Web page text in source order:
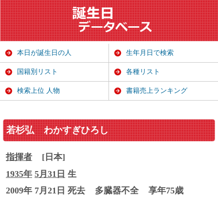
若杉弘 わかすぎひろし
指揮者
[日本]
1935年 5月31日 生
2009年 7月21日 死去
多臓器不全 享年75歳
本日が誕生日の人 生年月日で検索
国籍別リスト 各種リスト
検索上位 人物 書籍売上ランキング